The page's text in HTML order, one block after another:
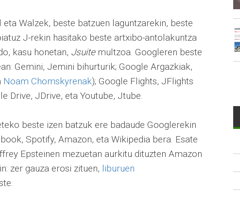
Walzek, beste batzuen laguntzarekin, beste
J-rekin hasitako beste artxibo-antolakuntza
kasu honetan, Jsuitemultzoa. Googleren beste
Gemini, Jemini bihurturik; Google Argazkiak,
Noam Chomskyrenak); Google Flights, JFlights
Drive, JDrive, eta Youtube, Jtube.
beste izen batzuk ere badaude Googlerekin
Spotify, Amazon, eta Wikipedia bera. Esate
Epsteinen mezuetan aurkitu dituzten Amazon
zer gauza erosi zituen, liburuen